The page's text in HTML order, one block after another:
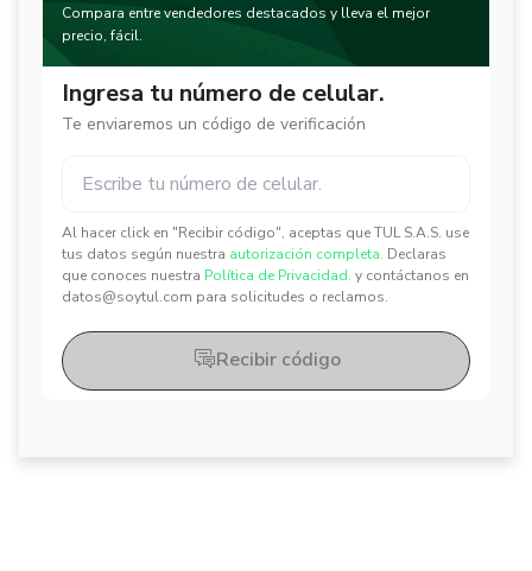
Compara entre vendedores destacados y lleva el mejor
precio, fácil.
Ingresa tu número de celular.
Te enviaremos un código de verificación
Al hacer click en "Recibir código", aceptas que TUL S.A.S. use
tus datos según nuestra autorización completa. Declaras
que conoces nuestra Política de Privacidad. y contáctanos en
datos@soytul.com para solicitudes o reclamos.
✕
✕
Recibir código